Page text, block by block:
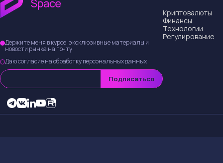
Держите меня в курсе: эксклюзивные материалы и
новости рынка на почту
Даю согласие на обработку персональных данных
Подписаться
Криптовалюты
Финансы
Технологии
Регулирование